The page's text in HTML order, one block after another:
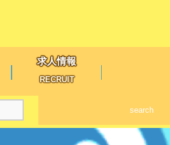
求人情報
RECRUIT
search